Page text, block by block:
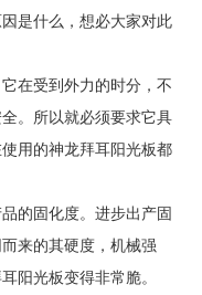
是什么，想必大家对此
在受到外力的时分，不
。所以就必须要求它具
用的神龙拜耳阳光板都
的固化度。进步出产固
来的其硬度，机械强
阳光板变得非常脆。